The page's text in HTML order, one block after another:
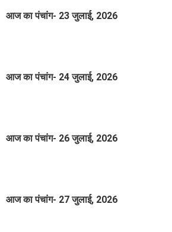
आज का पंचांग- 23 जुलाई, 2026
आज का पंचांग- 24 जुलाई, 2026
आज का पंचांग- 26 जुलाई, 2026
आज का पंचांग- 27 जुलाई, 2026